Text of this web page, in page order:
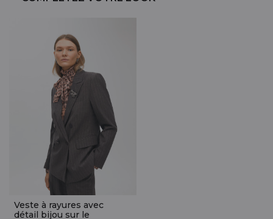
Veste à rayures avec
détail bijou sur le